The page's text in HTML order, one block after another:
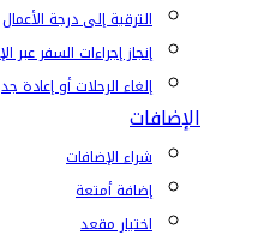
الترقية إلى درجة الأعمال
إنجاز إجراءات السفر عبر
إلغاء الرحلات أو إعادة
الإضافات
شراء الإضافات
إضافة أمتعة
اختيار مقعد